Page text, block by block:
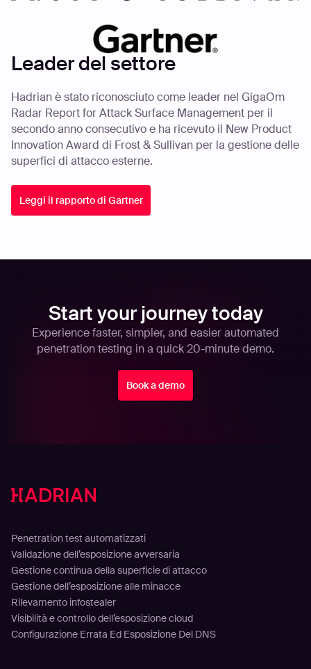
Leader del settore
Hadrian è stato riconosciuto come leader nel GigaOm
Radar Report for Attack Surface Management per il
secondo anno consecutivo e ha ricevuto il New Product
Innovation Award di Frost & Sullivan per la gestione delle
superfici di attacco esterne.
Leggi il rapporto di Gartner
Start your journey today
Experience faster, simpler, and easier automated
penetration testing in a quick 20-minute demo.
Book a demo
Penetration test automatizzati
Validazione dell’esposizione avversaria
Gestione continua della superficie di attacco
Gestione dell’esposizione alle minacce
Rilevamento infostealer
Visibilità e controllo dell’esposizione cloud
Configurazione Errata Ed Esposizione Del DNS